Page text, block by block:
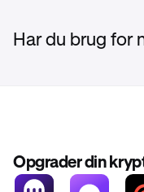
Har du brug for
Opgrader din